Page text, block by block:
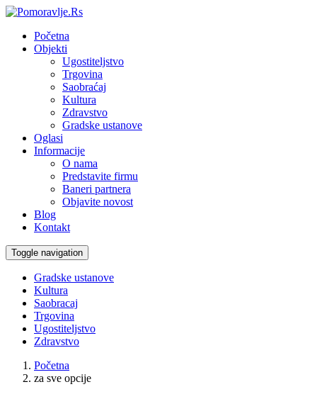
Početna
Objekti
Ugostiteljstvo
Trgovina
Saobraćaj
Kultura
Zdravstvo
Gradske ustanove
Oglasi
Informacije
O nama
Predstavite firmu
Baneri partnera
Objavite novost
Blog
Kontakt
Toggle navigation
Gradske ustanove
Kultura
Saobracaj
Trgovina
Ugostiteljstvo
Zdravstvo
Početna
za sve opcije